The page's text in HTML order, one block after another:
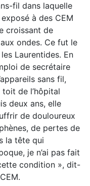
fil dans laquelle
à des CEM
croissant de
ondes. Ce fut le
Laurentides. En
de secrétaire
sans fil,
de l’hôpital
deux ans, elle
de douloureux
de pertes de
la tête qui
je n’ai pas fait
condition », dit-